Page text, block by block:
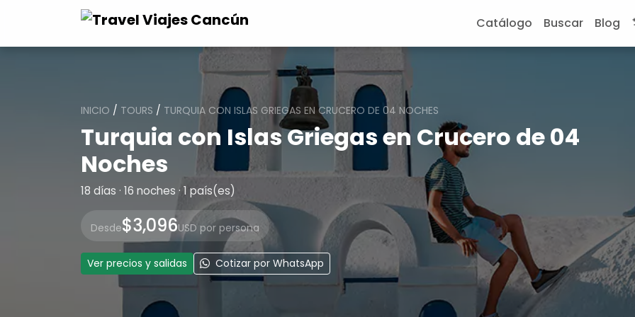
Catálogo Buscar Blog
INICIO / TOURS / TURQUIA CON ISLAS GRIEGAS EN CRUCERO DE 04 NOCHES
Turquia con Islas Griegas en Crucero de 04
Noches
18 días · 16 noches · 1 país(es)
Desde$3,096USD por persona
Ver precios y salidas Cotizar por WhatsApp